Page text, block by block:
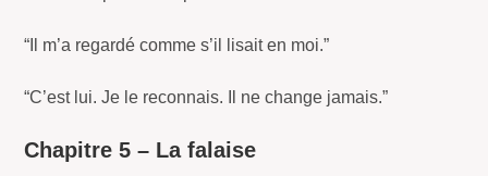
“Il m’a regardé comme s’il lisait en moi.”
“C’est lui. Je le reconnais. Il ne change jamais.”
Chapitre 5 – La falaise